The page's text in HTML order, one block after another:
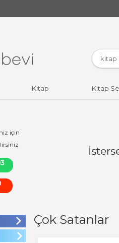
Kitap Kitap
için
Çok Satanlar